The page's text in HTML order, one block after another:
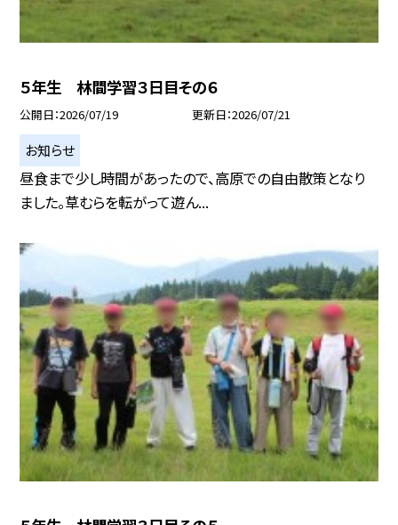
５年生 林間学習３日目その６
公開日 2026/07/19 更新日 2026/07/21
お知らせ
昼食まで少し時間があったので、高原での自由散策となり
ました。草むらを転がって遊ん...